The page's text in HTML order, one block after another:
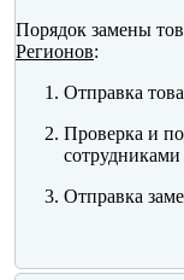
Порядок замены
Регионов:
Отправка
Проверка и
сотрудниками
Отправка